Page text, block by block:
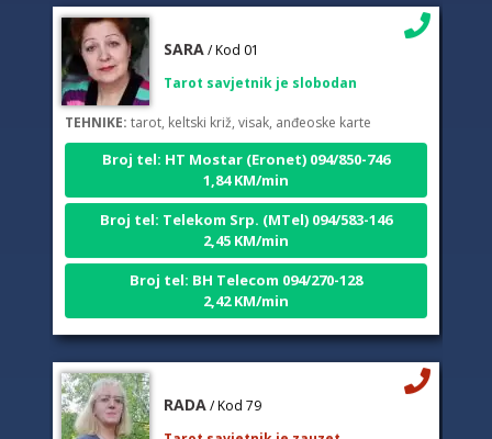
TEHNIKE:tarot, keltski križ, visak, anđeoske karte
Broj tel: HT Mostar (Eronet) 094/850-746
1,84 KM/min
Broj tel: Telekom Srp. (MTel) 094/583-146
2,45 KM/min
Broj tel: BH Telecom 094/270-128
2,42 KM/min